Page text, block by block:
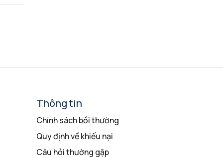
Thông tin
Chính sách bồi thường
Quy định về khiếu nại
Câu hỏi thường gặp